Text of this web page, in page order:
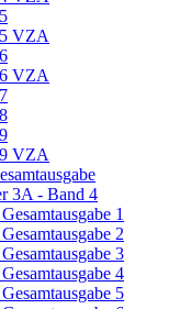
VZA
VZA
VZA
3A - Band 4
1
2
3
4
5